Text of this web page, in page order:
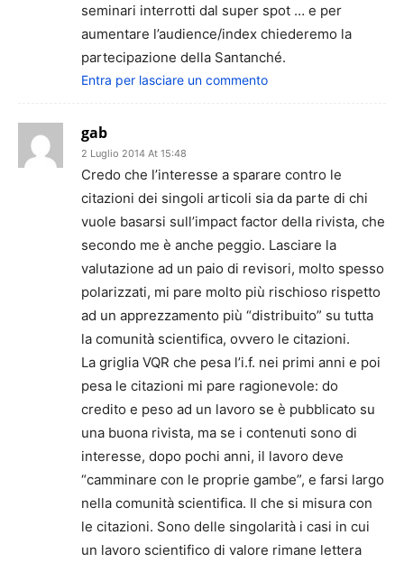
seminari interrotti dal super spot … e per
aumentare l’audience/index chiederemo la
partecipazione della Santanché.
Entra per lasciare un commento
gab
2 Luglio 2014 At 15:48
Credo che l’interesse a sparare contro le
citazioni dei singoli articoli sia da parte di chi
vuole basarsi sull’impact factor della rivista, che
secondo me è anche peggio. Lasciare la
valutazione ad un paio di revisori, molto spesso
polarizzati, mi pare molto più rischioso rispetto
ad un apprezzamento più “distribuito” su tutta
la comunità scientifica, ovvero le citazioni.
La griglia VQR che pesa l’i.f. nei primi anni e poi
pesa le citazioni mi pare ragionevole: do
credito e peso ad un lavoro se è pubblicato su
una buona rivista, ma se i contenuti sono di
interesse, dopo pochi anni, il lavoro deve
“camminare con le proprie gambe”, e farsi largo
nella comunità scientifica. Il che si misura con
le citazioni. Sono delle singolarità i casi in cui
un lavoro scientifico di valore rimane lettera